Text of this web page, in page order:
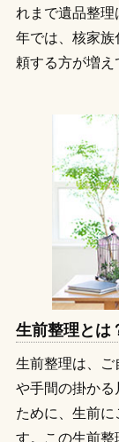
れまで遺品整
年では、核家族
頼する方が増え
生前整理とは
生前整理は、ご
や手間の掛かる
ために、生前
す。この生前整